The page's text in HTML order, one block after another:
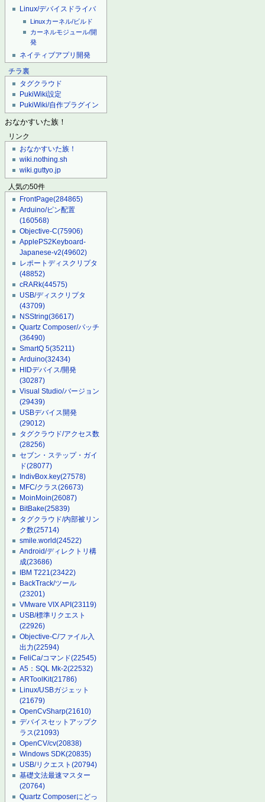
Linux/デバイスドライバ
Linuxカーネル/ビルド
カーネルモジュール/開
発
ネイティブアプリ開発
チラ裏
タグクラウド
PukiWiki設定
PukiWiki/自作プラグイン
おなかすいた族！
リンク
おなかすいた族！
wiki.nothing.sh
wiki.guttyo.jp
人気の50件
FrontPage(284865)
Arduino/ピン配置
(160568)
Objective-C(75906)
ApplePS2Keyboard-
Japanese-v2(49602)
レポートディスクリプタ
(48852)
cRARk(44575)
USB/ディスクリプタ
(43709)
NSString(36617)
Quartz Composer/パッチ
(36490)
SmartQ 5(35211)
Arduino(32434)
HIDデバイス/開発
(30287)
Visual Studio/バージョン
(29439)
USBデバイス開発
(29012)
タグクラウド/アクセス数
(28256)
セブン・ステップ・ガイ
ド(28077)
IndivBox.key(27578)
MFC/クラス(26673)
MoinMoin(26087)
BitBake(25839)
タグクラウド/内部被リン
ク数(25714)
smile.world(24522)
Android/ディレクトリ構
成(23686)
IBM T221(23422)
BackTrack/ツール
(23201)
VMware VIX API(23119)
USB/標準リクエスト
(22926)
Objective-C/ファイル入
出力(22594)
FeliCa/コマンド(22545)
A5：SQL Mk-2(22532)
ARToolKit(21786)
Linux/USBガジェット
(21679)
OpenCvSharp(21610)
デバイスセットアップク
ラス(21093)
OpenCV/cv(20838)
Windows SDK(20835)
USB/リクエスト(20794)
基礎文法最速マスター
(20764)
Quartz Composerにどっ